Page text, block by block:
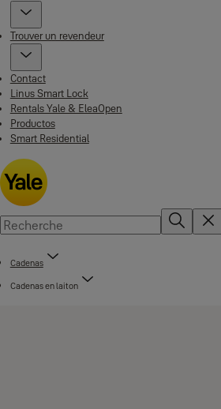
Trouver un revendeur
Contact
Linus Smart Lock
Rentals Yale & EleaOpen
Productos
Smart Residential
Cadenas
Cadenas en laiton